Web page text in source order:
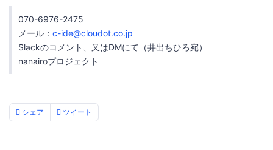
070-6976-2475
メール： c-ide@cloudot.co.jp
Slackのコメント、又はDMにて（井出ちひろ宛）
nanairoプロジェクト
シェア ツイート